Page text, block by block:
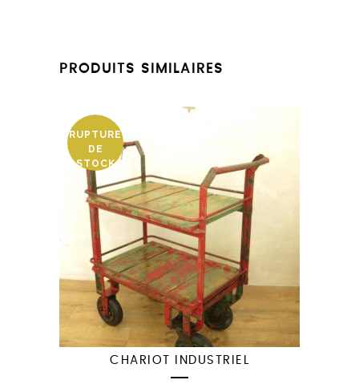
PRODUITS SIMILAIRES
RUPTURE
DE
STOCK
CHARIOT INDUSTRIEL